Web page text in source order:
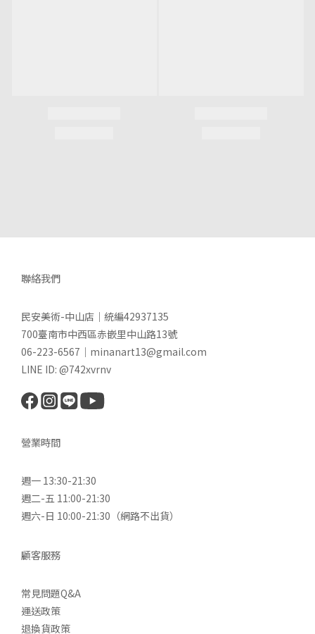
聯絡我們
民安美術-中山店｜統編42937135
700臺南市中西區赤嵌里中山路13號
06-223-6567｜minanart13@gmail.com
LINE ID: @742xvrnv
營業時間
週一 13:30-21:30
週二-五 11:00-21:30
週六-日 10:00-21:30（網路不出貨）
顧客服務
常見問題Q&A
運送政策
退換貨政策